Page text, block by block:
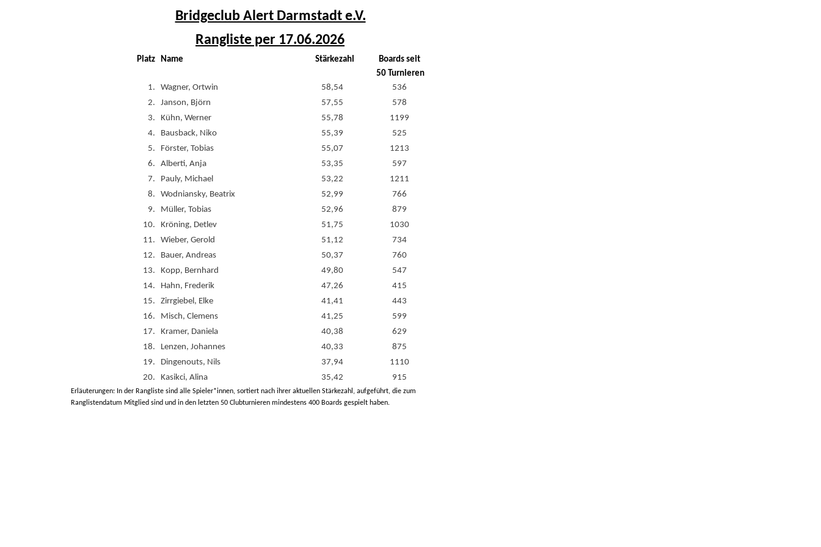
Bridgeclub Alert Darmstadt e.V.
Rangliste per 17.06.2026
Platz Name Stärkezahl
Boards seit
50 Turnieren
1.
Wagner, Ortwin 58,54
536
2.
Janson, Björn 57,55
578
3.
Kühn, Werner 55,78
1199
4.
Bausback, Niko 55,39
525
5.
Förster, Tobias 55,07
1213
6.
Alberti, Anja 53,35
597
7.
Pauly, Michael 53,22
1211
8.
Wodniansky, Beatrix 52,99
766
9.
Müller, Tobias 52,96
879
10.
Kröning, Detlev 51,75
1030
11.
Wieber, Gerold 51,12
734
12.
Bauer, Andreas 50,37
760
13.
Kopp, Bernhard 49,80
547
14.
Hahn, Frederik 47,26
415
15.
Zirrgiebel, Elke 41,41
443
16.
Misch, Clemens 41,25
599
17.
Kramer, Daniela 40,38
629
18.
Lenzen, Johannes 40,33
875
19.
Dingenouts, Nils 37,94
1110
20.
Kasikci, Alina 35,42 915
Erläuterungen: In der Rangliste sind alle Spieler*innen, sortiert nach ihrer aktuellen Stärkezahl, aufgeführt, die zum
Ranglistendatum Mitglied sind und in den letzten 50 Clubturnieren mindestens 400 Boards gespielt haben.